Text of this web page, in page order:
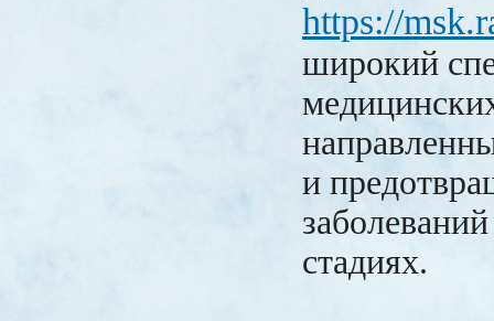
https://
широкий
и
стадиях.